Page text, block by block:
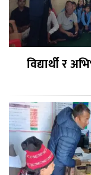
विद्यार्थी र